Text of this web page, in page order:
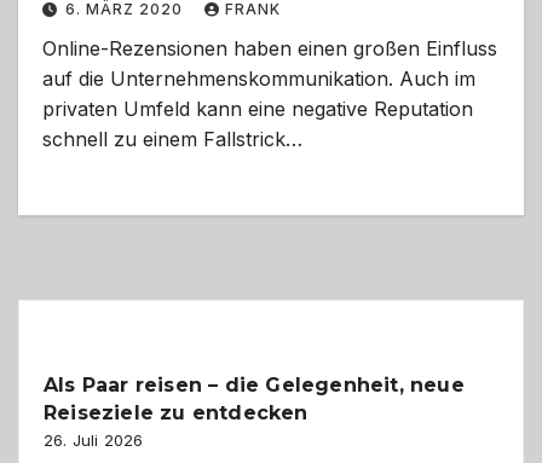
6. MÄRZ 2020 FRANK
Online-Rezensionen haben einen großen Einfluss
auf die Unternehmenskommunikation. Auch im
privaten Umfeld kann eine negative Reputation
schnell zu einem Fallstrick…
Als Paar reisen – die Gelegenheit, neue
Reiseziele zu entdecken
26. Juli 2026